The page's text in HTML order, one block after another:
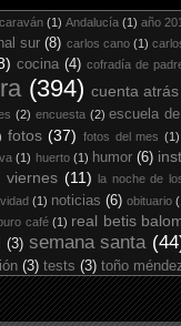
(1) Andalucía (1) año
sur (8) carlos cano (1)
cocina (4) cofradía de
(394) cuenta atrás
(2) encuesta (2) escuela
fotos (37) fotos del mes (1)
(1) huerto (1) humor (6)
viernes (11) la noche de
(1) noticias (6) obituario
café (1) real betis
(3) semana santa
(3) tests (3) toño